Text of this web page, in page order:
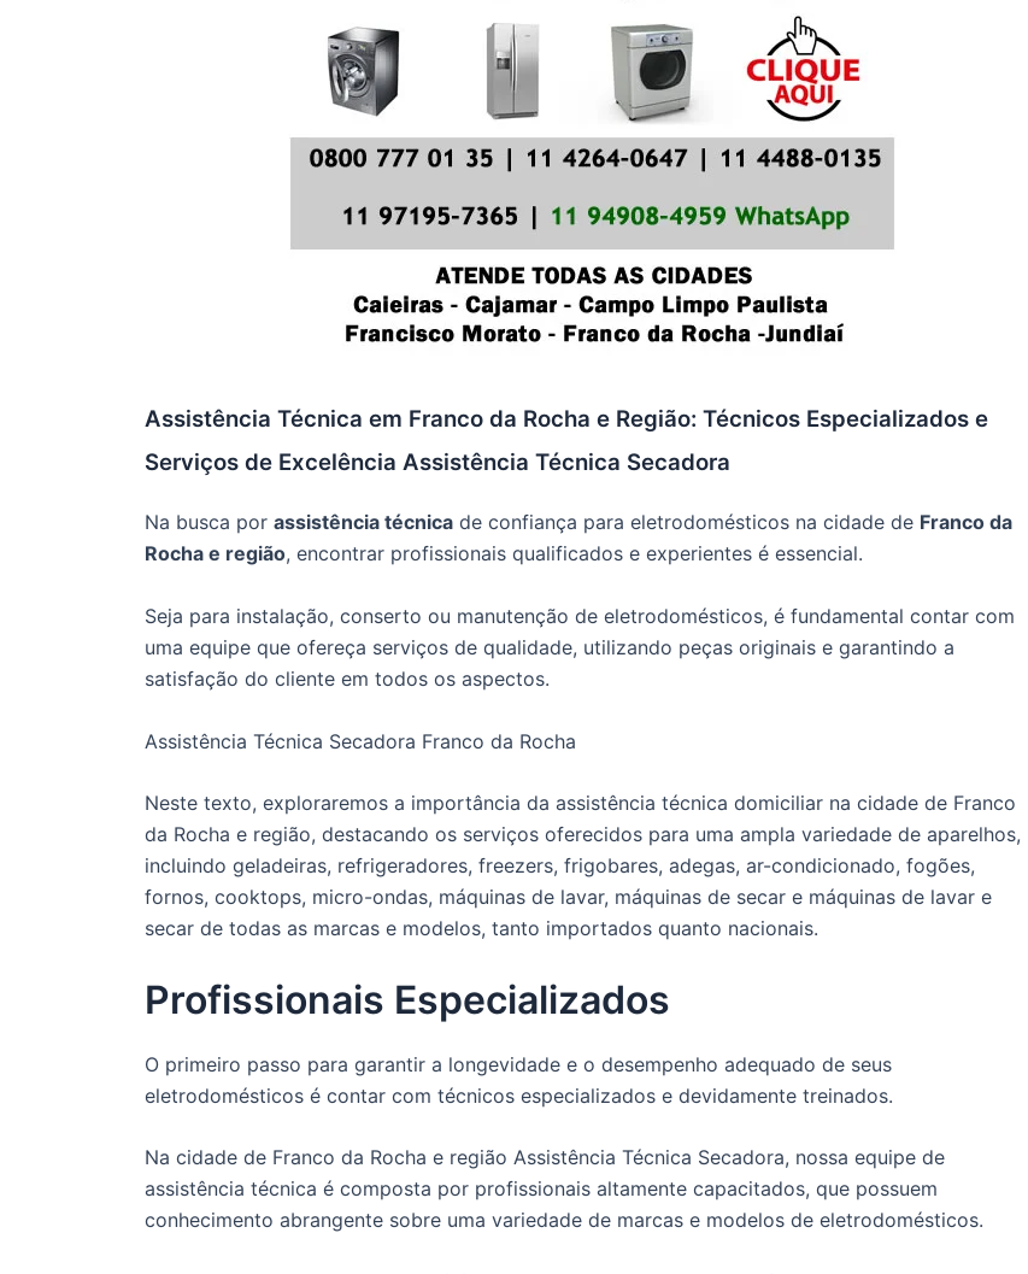
Assistência Técnica em Franco da Rocha e Região: Técnicos Especializados e
Serviços de Excelência Assistência Técnica Secadora
Na busca por assistência técnica de confiança para eletrodomésticos na cidade de Franco da
Rocha e região, encontrar profissionais qualificados e experientes é essencial.
Seja para instalação, conserto ou manutenção de eletrodomésticos, é fundamental contar com
uma equipe que ofereça serviços de qualidade, utilizando peças originais e garantindo a
satisfação do cliente em todos os aspectos.
Assistência Técnica Secadora Franco da Rocha
Neste texto, exploraremos a importância da assistência técnica domiciliar na cidade de Franco
da Rocha e região, destacando os serviços oferecidos para uma ampla variedade de aparelhos,
incluindo geladeiras, refrigeradores, freezers, frigobares, adegas, ar-condicionado, fogões,
fornos, cooktops, micro-ondas, máquinas de lavar, máquinas de secar e máquinas de lavar e
secar de todas as marcas e modelos, tanto importados quanto nacionais.
Profissionais Especializados
O primeiro passo para garantir a longevidade e o desempenho adequado de seus
eletrodomésticos é contar com técnicos especializados e devidamente treinados.
Na cidade de Franco da Rocha e região Assistência Técnica Secadora, nossa equipe de
assistência técnica é composta por profissionais altamente capacitados, que possuem
conhecimento abrangente sobre uma variedade de marcas e modelos de eletrodomésticos.